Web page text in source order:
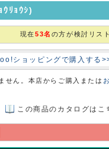
ﾘｮｳｼ)
現在53名 の方が検討リス
ショッピングで購入する
せん。本店からご購入または
この商品のカタログはこ